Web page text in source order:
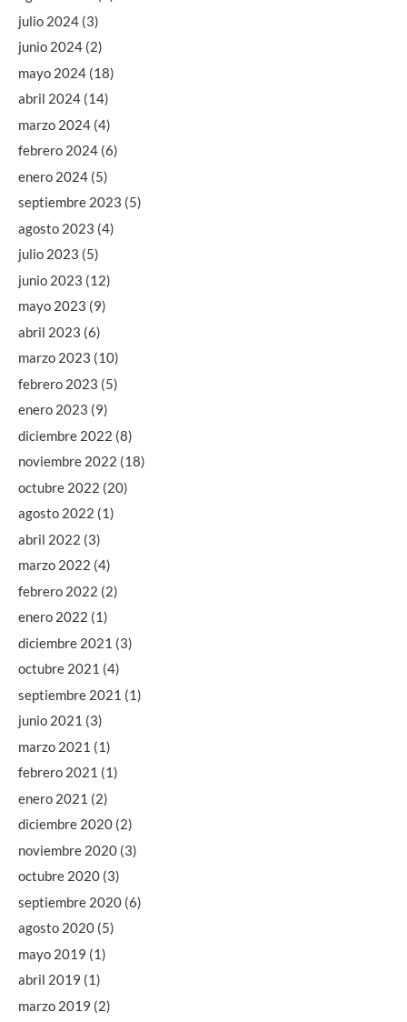
julio 2024 (3)
junio 2024 (2)
mayo 2024 (18)
abril 2024 (14)
marzo 2024 (4)
febrero 2024 (6)
enero 2024 (5)
septiembre 2023 (5)
agosto 2023 (4)
julio 2023 (5)
junio 2023 (12)
mayo 2023 (9)
abril 2023 (6)
marzo 2023 (10)
febrero 2023 (5)
enero 2023 (9)
diciembre 2022 (8)
noviembre 2022 (18)
octubre 2022 (20)
agosto 2022 (1)
abril 2022 (3)
marzo 2022 (4)
febrero 2022 (2)
enero 2022 (1)
diciembre 2021 (3)
octubre 2021 (4)
septiembre 2021 (1)
junio 2021 (3)
marzo 2021 (1)
febrero 2021 (1)
enero 2021 (2)
diciembre 2020 (2)
noviembre 2020 (3)
octubre 2020 (3)
septiembre 2020 (6)
agosto 2020 (5)
mayo 2019 (1)
abril 2019 (1)
marzo 2019 (2)